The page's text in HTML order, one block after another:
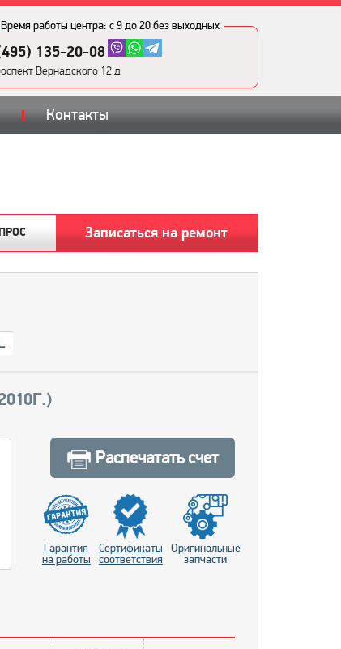
Время работы центра: с 9 до 20 без выходных
135-20-08
Вернадского 12 д
Контакты
Записаться на ремонт
Распечатать счет
Гарантия
на работы
Сертификаты
соответствия
Оригинальные
запчасти